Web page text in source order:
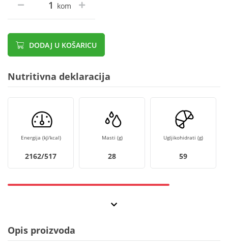
kom
DODAJ U KOŠARICU
Nutritivna deklaracija
Energija (kJ/kcal)
2162/517
Masti (g)
28
Ugljikohidrati (g)
59
Opis proizvoda